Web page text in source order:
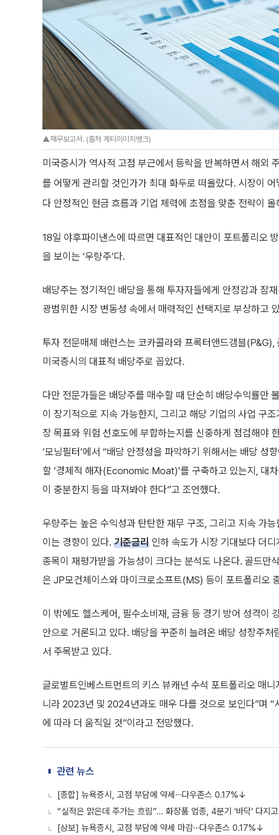
▲재무보고서. (출처 게티이미지뱅크)
미국증시가 역사적 고점 부근에서 등락을 반복하면서 해외
를 어떻게 관리할 것인가가 최대 화두로 떠올랐다. 시장이
다 안정적인 현금 흐름과 기업 체력에 초점을 맞춘 전략이
18일 야후파이낸스에 따르면 대표적인 대안이 포트폴리오
을 보이는 ‘우량주’다.
배당주는 정기적인 배당을 통해 투자자들에게 안정감과 잠
광범위한 시장 변동성 속에서 매력적인 선택지로 부상하고
투자 전문매체 배런스는 코카콜라와 프록터앤드갬블
미국증시의 대표적 배당주로 꼽았다.
다만 전문가들은 배당주를 매수할 때 단순히 배당수익률만
이 장기적으로 지속 가능한지, 그리고 해당 기업의 사업 구
장 목표와 위험 선호도에 부합하는지를 신중하게 점검해야
‘모닝필터’에서 “배당 안정성을 파악하기 위해서는 배당 성
할 ‘경제적 해자(Economic Moat)’를 구축하고 있는지, 대
이 충분한지 등을 따져봐야 한다”고 조언했다.
우량주는 높은 수익성과 탄탄한 재무 구조, 그리고 지속 가
이는 경향이 있다. 기준금리 인하 속도가 시장 기대보다 더
종목이 재평가받을 가능성이 크다는 분석도 나온다. 골드만
은 JP모건체이스와 마이크로소프트(MS) 등이 포트폴리오
이 밖에도 헬스케어, 필수소비재, 금융 등 경기 방어 성격이
안으로 거론되고 있다. 배당을 꾸준히 늘려온 배당 성장주처
서 주목받고 있다.
글로벌트인베스트먼트의 키스 뷰캐넌 수석 포트폴리오 매
니라 2023년 및 2024년과도 매우 다를 것으로 보인다”며
에 따라 더 움직일 것”이라고 전망했다.
관련 뉴스
[종합] 뉴욕증시, 고점 부담에 약세⋯다우존스 0.17%↓
“실적은 맑은데 주가는 흐림”... 화장품 업종, 4분기 ‘바닥’ 다지
[상보] 뉴욕증시, 고점 부담에 약세 마감⋯다우존스 0.17%↓